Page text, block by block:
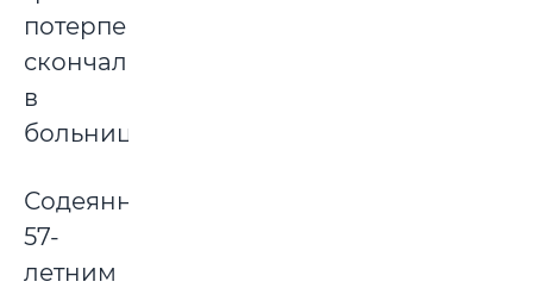
потерпевший
скончался
в
больнице.
Содеянное
57-
летним